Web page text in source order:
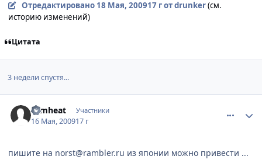
Отредактировано 18 Мая, 200917 гот drunker(см.
историю изменений)
Цитата
3 недели спустя...
tomheat Участники
16 Мая, 200917 г
пишите на norst@rambler.ru из японии можно привести ...